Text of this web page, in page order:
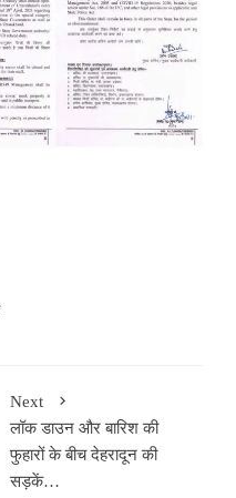
Next
लॉक डाउन और बारिश की
फुहारों के बीच देहरादून की
सड़कें…